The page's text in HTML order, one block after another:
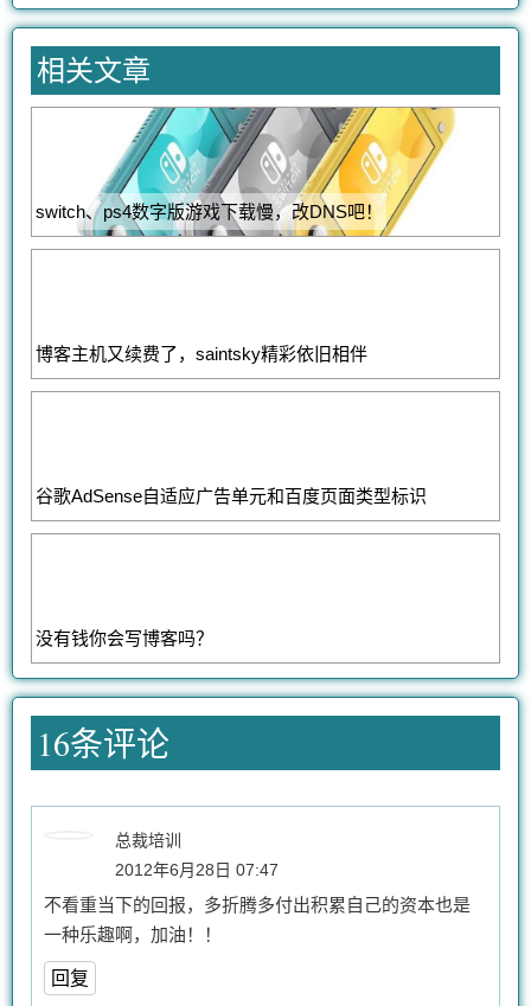
章：
相关文章
switch、ps4数字版游戏下载慢，改DNS吧！
博客主机又续费了，saintsky精彩依旧相伴
谷歌AdSense自适应广告单元和百度页面类型标识
没有钱你会写博客吗？
16条评论
总裁培训
2012年6月28日 07:47
不看重当下的回报，多折腾多付出积累自己的资本也是
一种乐趣啊，加油！！
回复